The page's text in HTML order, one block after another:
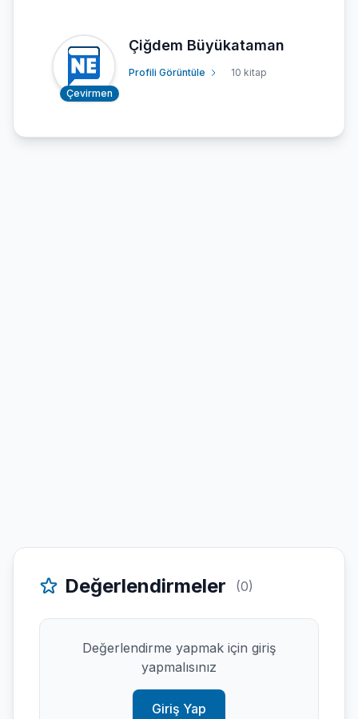
Çevirmen
Çiğdem Büyükataman
Profili Görüntüle 10 kitap
Değerlendirmeler (0)
Değerlendirme yapmak için giriş
yapmalısınız
Giriş Yap